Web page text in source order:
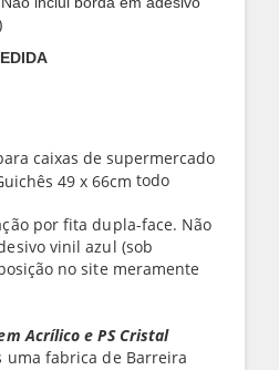
caixas de supermercado
49 x 66cm todo
por fita dupla-face. Não
vinil azul (sob
no site meramente
Acrílico e PS Cristal
uma fabrica de Barreira